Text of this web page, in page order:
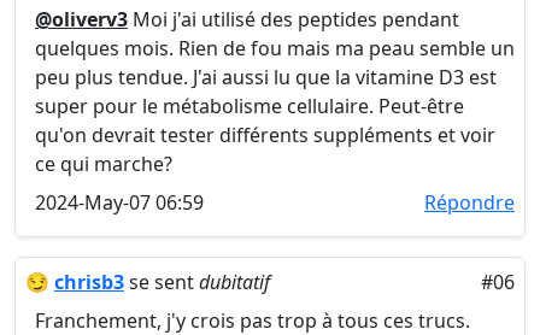
@oliverv3 Moi j'ai utilisé des peptides pendant
quelques mois. Rien de fou mais ma peau semble un
peu plus tendue. J'ai aussi lu que la vitamine D3 est
super pour le métabolisme cellulaire. Peut-être
qu'on devrait tester différents suppléments et voir
ce qui marche?
2024-May-07 06:59
Répondre
😏 chrisb3se sentdubitatif
#06
Franchement, j'y crois pas trop à tous ces trucs.